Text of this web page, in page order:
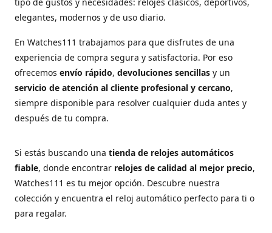
elegantes, modernos y de uso diario.
En Watches111 trabajamos para que disfrutes de una
experiencia de compra segura y satisfactoria. Por eso
ofrecemos envío rápido, devoluciones sencillas y un
servicio de atención al cliente profesional y cercano,
siempre disponible para resolver cualquier duda antes y
después de tu compra.
Si estás buscando una tienda de relojes automáticos
fiable, donde encontrar relojes de calidad al mejor precio,
Watches111 es tu mejor opción. Descubre nuestra
colección y encuentra el reloj automático perfecto para ti o
para regalar.